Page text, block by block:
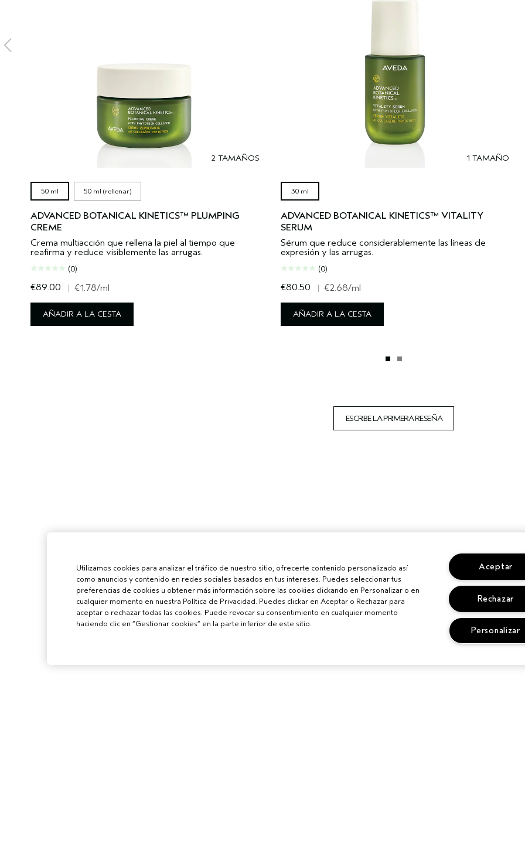
2 TAMAÑOS
50 ml 50 ml (rellenar)
ADVANCED BOTANICAL KINETICS™ PLUMPING
CREME
Crema multiacción que rellena la piel al tiempo que
reafirma y reduce visiblemente las arrugas.
(0)
€89.00 | €1.78/ml
AÑADIR A LA CESTA
1 TAMAÑO
30 ml
ADVANCED BOTANICAL KINETICS™ VITALITY
SERUM
Sérum que reduce considerablemente las líneas de
expresión y las arrugas.
(0)
€80.50 | €2.68/ml
AÑADIR A LA CESTA
ESCRIBE LA PRIMERA RESEÑA
Utilizamos cookies para analizar el tráfico de nuestro sitio, ofrecerte contenido personalizado así
como anuncios y contenido en redes sociales basados en tus intereses. Puedes seleccionar tus
preferencias de cookies u obtener más información sobre las cookies clickando en Personalizar o en
cualquier momento en nuestra Política de Privacidad. Puedes clickar en Aceptar o Rechazar para
aceptar o rechazar todas las cookies. Puede revocar su consentimiento en cualquier momento
haciendo clic en “Gestionar cookies” en la parte inferior de este sitio.
Aceptar
Rechazar
Personalizar